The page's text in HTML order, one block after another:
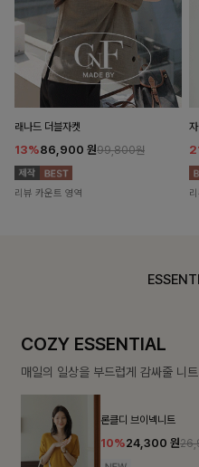
래나드 더블자켓
13%86,900 원99,800원
리뷰 카운트 영역
COZY ESSENTIAL
매일의 일상을 부드럽게 감싸줄 니트
론클디 브이넥니트
10%24,300원